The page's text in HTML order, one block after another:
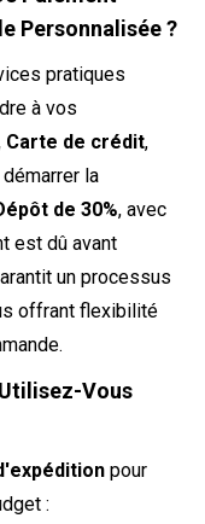
Personnalisée ?
pratiques
à vos
Carte de crédit,
la
de 30%, avec
est dû avant
un processus
offrant flexibilité
Vous
pour
: